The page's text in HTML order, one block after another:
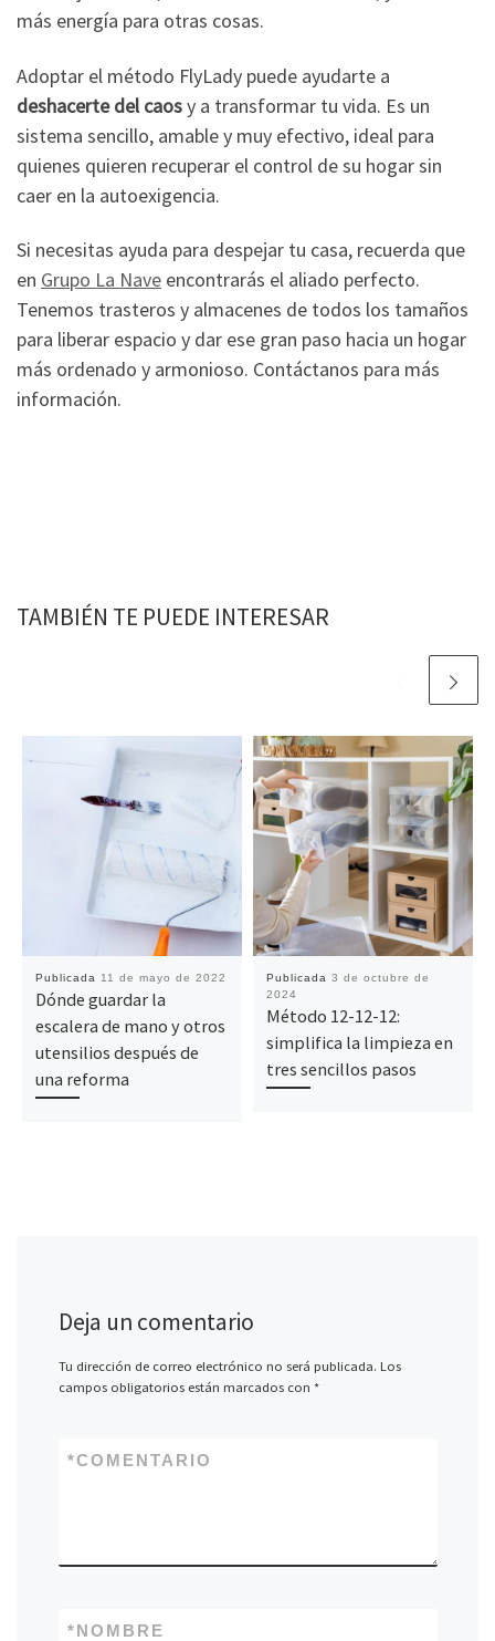
más energía para otras cosas.
Adoptar el método FlyLady puede ayudarte a
deshacerte del caosy a transformar tu vida. Es un
sistema sencillo, amable y muy efectivo, ideal para
quienes quieren recuperar el control de su hogar sin
caer en la autoexigencia.
Si necesitas ayuda para despejar tu casa, recuerda que
en Grupo La Nave encontrarás el aliado perfecto.
Tenemos trasteros y almacenes de todos los tamaños
para liberar espacio y dar ese gran paso hacia un hogar
más ordenado y armonioso. Contáctanos para más
información.
TAMBIÉN TE PUEDE INTERESAR
Publicada 11 de mayo de 2022
Dónde guardar la
escalera de mano y otros
utensilios después de
una reforma
Publicada 3 de octubre de
2024
Método 12-12-12:
simplifica la limpieza en
tres sencillos pasos
Deja un comentario
Tu dirección de correo electrónico no será publicada. Los
campos obligatorios están marcados con *
COMENTARIO
*
NOMBRE
*